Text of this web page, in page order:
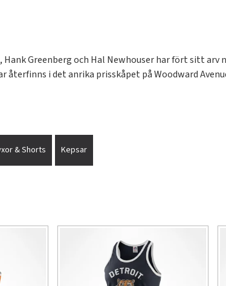
Greenberg och Hal Newhouser har fört sitt
återfinns i det anrika prisskåpet på Woodward
& Shorts Kepsar